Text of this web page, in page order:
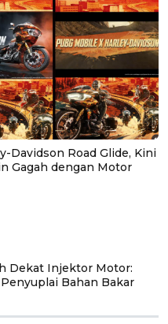
Davidson Road Glide, Kini
Gagah dengan Motor
Dekat Injektor Motor:
Bahan Bakar